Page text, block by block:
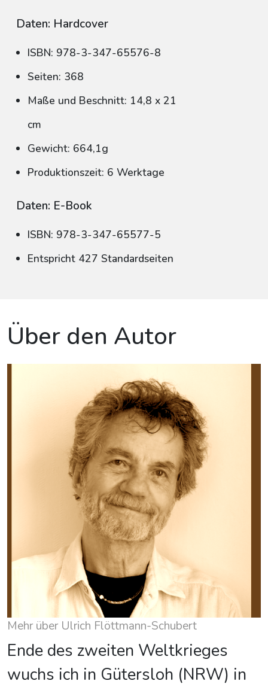
Daten: Hardcover
ISBN: 978-3-347-65576-8
Seiten: 368
Maße und Beschnitt: 14,8 x 21
cm
Gewicht: 664,1g
Produktionszeit: 6 Werktage
Daten: E-Book
ISBN: 978-3-347-65577-5
Entspricht 427 Standardseiten
Über den Autor
Mehr über Ulrich Flöttmann-Schubert
Ende des zweiten Weltkrieges
wuchs ich in Gütersloh (NRW) in